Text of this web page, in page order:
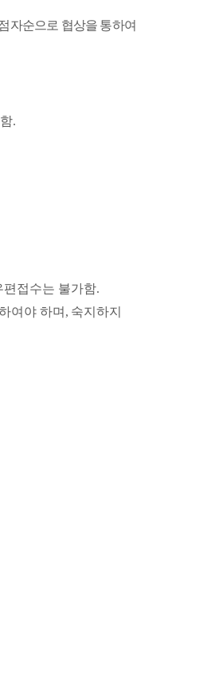
자순으로 협상을 통하여
.
편접수는 불가함.
여야 하며 , 숙지하지